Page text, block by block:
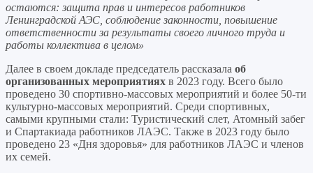
остаются: защита прав и интересов работников
Ленинградской АЭС, соблюдение законности, повышение
ответственности за результаты своего личного труда и
работы коллектива в целом»
Далее в своем докладе председатель рассказала об
организованных мероприятиях в 2023 году. Всего было
проведено 30 спортивно-массовых мероприятий и более 50-ти
культурно-массовых мероприятий. Среди спортивных,
самыми крупными стали: Туристический слет, Атомный забег
и Спартакиада работников ЛАЭС. Также в 2023 году было
проведено 23 «Дня здоровья» для работников ЛАЭС и членов
их семей.